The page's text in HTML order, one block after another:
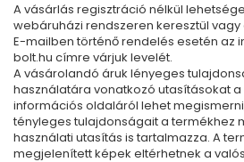
A vásárlás regisztráció nélkül
webáruházi rendszeren keresztül
E-mailben történő rendelés esetén az
bolt.hu címre várjuk levelét.
A vásárolandó áruk lényeges
használatára vonatkozó utasításokat a
információs oldaláról lehet
tényleges tulajdonságait a termékhez
használati utasítás is tartalmazza. A
megjelenített képek eltérhetnek a